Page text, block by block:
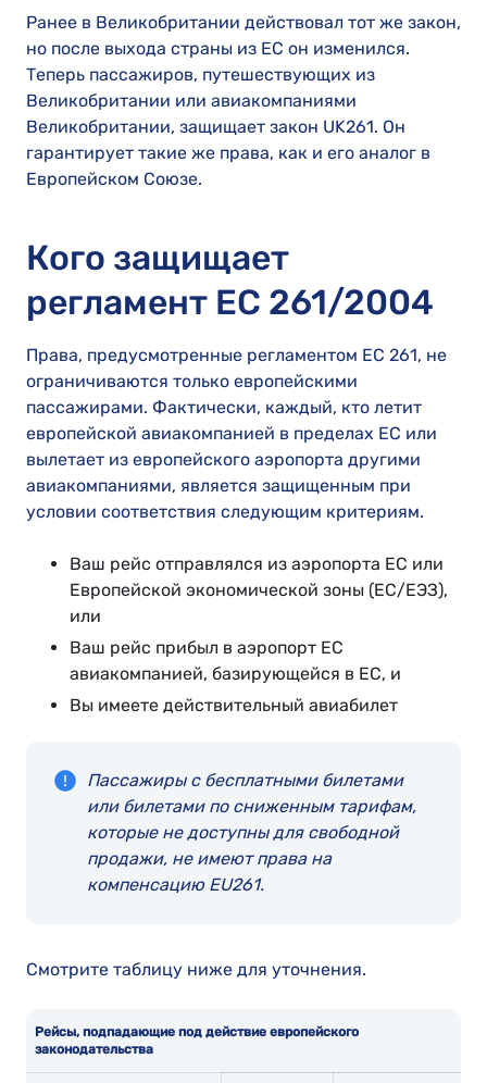
Ранее в Великобритании действовал тот же закон,
но после выхода страны из ЕС он изменился.
Теперь пассажиров, путешествующих из
Великобритании или авиакомпаниями
Великобритании, защищает закон UK261. Он
гарантирует такие же права, как и его аналог в
Европейском Союзе.
Кого защищает
регламент ЕС 261/2004
Права, предусмотренные регламентом ЕС 261, не
ограничиваются только европейскими
пассажирами. Фактически, каждый, кто летит
европейской авиакомпанией в пределах ЕС или
вылетает из европейского аэропорта другими
авиакомпаниями, является защищенным при
условии соответствия следующим критериям.
Ваш рейс отправлялся из аэропорта ЕС или
Европейской экономической зоны (ЕС/ЕЭЗ),
или
Ваш рейс прибыл в аэропорт ЕС
авиакомпанией, базирующейся в ЕС, и
Вы имеете действительный авиабилет
Пассажиры с бесплатными билетами
или билетами по сниженным тарифам,
которые не доступны для свободной
продажи, не имеют права на
компенсацию EU261.
Смотрите таблицу ниже для уточнения.
Рейсы, подпадающие под действие европейского
законодательства